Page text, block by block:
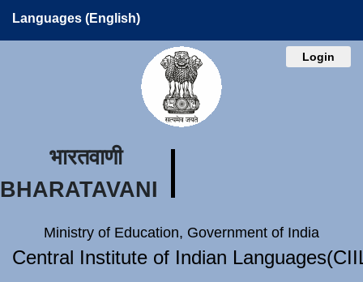
Languages (English)
Login
भारतवाणी
BHARATAVANI
Ministry of Education, Government of India
Central Institute of Indian